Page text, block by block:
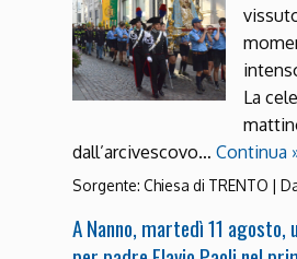
La
dall’arcivescovo… Continua
Sorgente: Chiesa di TRENTO |
A Nanno, martedì 11